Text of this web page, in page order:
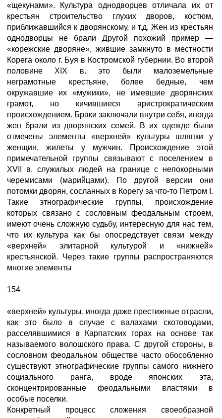
«щекунами». Культура однодворцев отличала их от
крестьян строительство глухих дворов, костюм,
приближавшийся к дворянскому, и т.д. Жен из крестьян
однодворцы не брали Другой похожий пример —
«корежские дворяне», жившие замкнуто в местности
Корега около г. Буя в Костромской губернии. Во второй
половине XIX в. это были малоземельные
неграмотные крестьяне, более бедные, чем
окружавшие их «мужики», не имевшие дворянских
грамот, но кичившиеся аристрократическим
происхождением. Браки заключали внутри себя, иногда
жен брали из дворянских семей. В их одежде были
отмечены элементы «верхней» культуры шляпки у
женщин, жилеты у мужчин. Происхождение этой
примечательной группы связывают с поселением в
XVII в. служилых людей на границе с непокорными
черемисами (марийцами). По другой версии они
потомки дворян, сосланных в Корегу за что-то Петром I.
Такие этнографические группы, происхождение
которых связано с сословным феодальным строем,
имеют очень сложную судьбу, интересную для нас тем,
что их культура как бы опосредствует связи между
«верхней» элитарной культурой и «нижней»
крестьянской. Через такие группы распространяются
многие элементы
154
«верхней» культуры, иногда даже престижные отрасли,
как это было в случае с валахами скотоводами,
расселявшимися в Карпатских горах на основе так
называемого волошского права. С другой стороны, в
сословном феодальном обществе часто обособленно
существуют этнографические группы самого нижнего
социального ранга, вроде японских эта,
сконцентрированные феодальными властями в
особые поселки.
Конкретный процесс сложения своеобразной